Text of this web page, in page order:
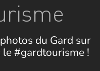
du Gard sur
le #gardtourisme !